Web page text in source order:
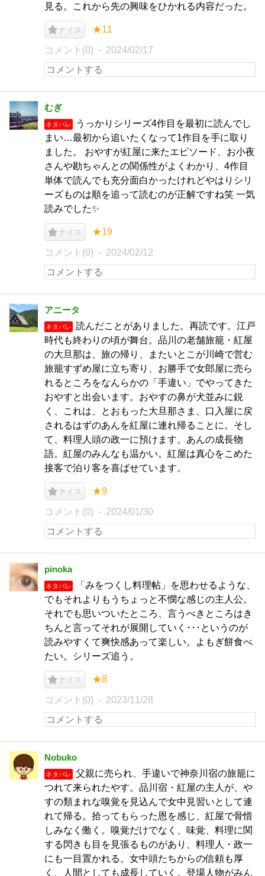
見る。これから先の興味をひかれる内容だった。
ナイス ★11
コメント(0) 2024/02/17
むぎ
ネタバレ
うっかりシリーズ4作目を最初に読んでし
まい…最初から追いたくなって1作目を手に取り
ました。 おやすが紅屋に来たエピソード、お小夜
さんや勘ちゃんとの関係性がよくわかり、4作目
単体で読んでも充分面白かったけれどやはりシリ
ーズものは順を追って読むのが正解ですね笑 一気
読みでした✨
ナイス ★19
コメント(0) 2024/02/12
アニータ
ネタバレ
読んだことがありました。再読です。江戸
時代も終わりの頃が舞台。品川の老舗旅籠・紅屋
の大旦那は、旅の帰り、またいとこが川崎で営む
旅籠すずめ屋に立ち寄り、お勝手で女郎屋に売ら
れるところをなんらかの「手違い」でやってきた
おやすと出会います。おやすの鼻が犬並みに鋭
く、これは、とおもった大旦那さま、口入屋に戻
されるはずのあんを紅屋に連れ帰ることに。そし
て、料理人頭の政一に預けます。あんの成長物
語。紅屋のみんなも温かい。紅屋は真心をこめた
接客で泊り客を喜ばせています。
ナイス ★9
コメント(0) 2024/01/30
pinoka
ネタバレ
「みをつくし料理帖」を思わせるような、
でもそれよりもうちょっと不憫な感じの主人公。
それでも思いついたところ、言うべきところはき
ちんと言ってそれが展開していく･･･というのが
読みやすくて爽快感あって楽しい。よもぎ餅食べ
たい。シリーズ追う。
ナイス ★8
コメント(0) 2023/11/28
Nobuko
ネタバレ
父親に売られ、手違いで神奈川宿の旅籠に
つれて来られたやす。品川宿・紅屋の主人が、や
すの類まれな嗅覚を見込んで女中見習いとして連
れて帰る。拾ってもらった恩を感じ、紅屋で骨惜
しみなく働く。嗅覚だけでなく、味覚、料理に関
する閃きも目を見張るものがあり、料理人・政一
にも一目置かれる。女中頭たちからの信頼も厚
く、人間としても成長していく。登場人物がみん